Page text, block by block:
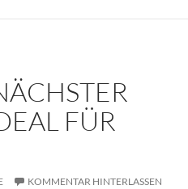
FÜR
KOMMENTAR HINTERLASSEN